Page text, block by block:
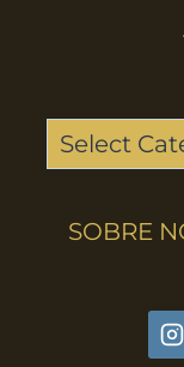
SOBRE